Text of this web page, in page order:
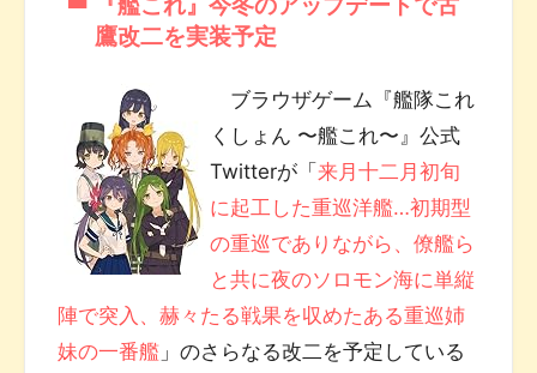
鷹改二を実装予定
ブラウザゲーム『艦隊これ
くしょん 〜艦これ〜』公式
Twitterが「来月十二月初旬
に起工した重巡洋艦…初期型
の重巡でありながら、僚艦ら
と共に夜のソロモン海に単縦
陣で突入、赫々たる戦果を収めたある重巡姉
妹の一番艦 」のさらなる改二を予定している